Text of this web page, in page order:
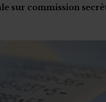
sur commission